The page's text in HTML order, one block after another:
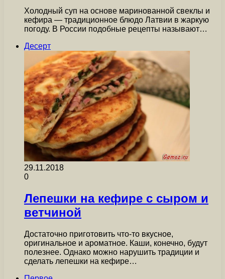
Холодный суп на основе маринованной свеклы и
кефира — традиционное блюдо Латвии в жаркую
погоду. В России подобные рецепты называют…
Десерт
29.11.2018
0
Лепешки на кефире с сыром и
ветчиной
Достаточно приготовить что-то вкусное,
оригинальное и ароматное. Каши, конечно, будут
полезнее. Однако можно нарушить традиции и
сделать лепешки на кефире…